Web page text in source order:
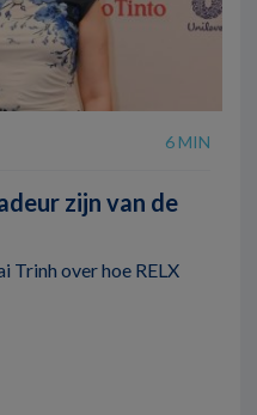
6 MIN
zijn van de
Trinh over hoe RELX